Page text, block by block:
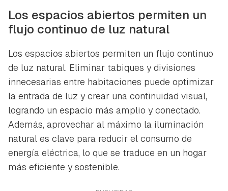
Los espacios abiertos permiten un
flujo continuo de luz natural
Los espacios abiertos permiten un flujo continuo
de luz natural. Eliminar tabiques y divisiones
innecesarias entre habitaciones puede optimizar
la entrada de luz y crear una continuidad visual,
logrando un espacio más amplio y conectado.
Además, aprovechar al máximo la iluminación
natural es clave para reducir el consumo de
energía eléctrica, lo que se traduce en un hogar
más eficiente y sostenible.